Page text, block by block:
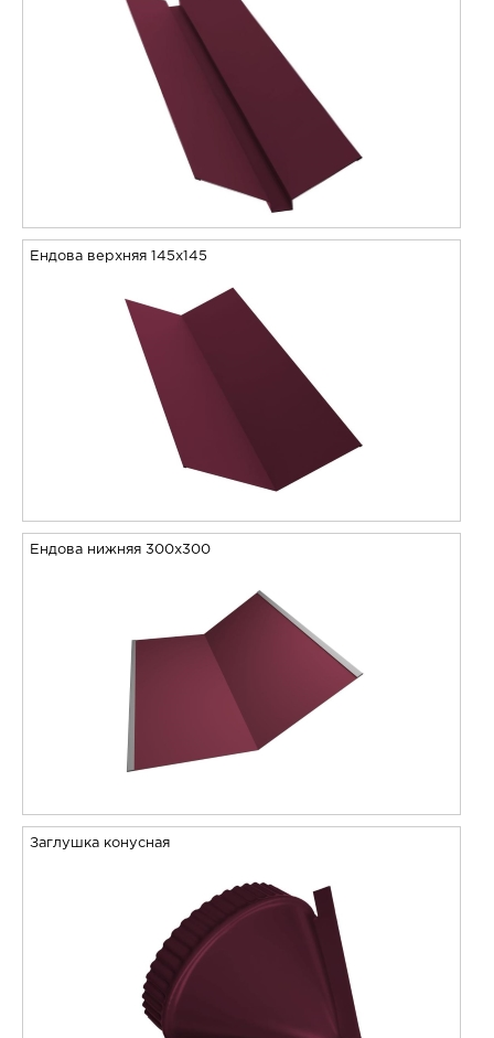
Ендова верхняя 145х145
Ендова нижняя 300х300
Заглушка конусная